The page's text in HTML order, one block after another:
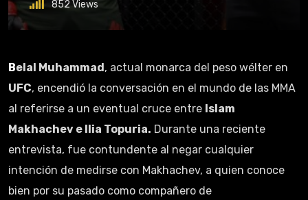
852Views
Belal Muhammad, actual monarca del peso wélter en
UFC, encendió la conversación en el mundo de las MMA
al referirse a un eventual cruce entre Islam
Makhachev e Ilia Topuria. Durante una reciente
entrevista, fue contundente al negar cualquier
intención de medirse con Makhachev, a quien conoce
bien por su pasado como compañero de